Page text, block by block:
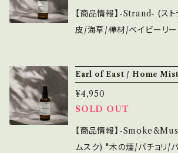
ーの木/オリーブ/ムスク"
林浴) "シダーウッド/オーク
ンダリン"
シンプルなデザインで複数
太陽、風、海… 自然をイメ
は、ご自分のお気に入りの
シュが可能がです。空間や
でき、様々なシーンで活用可
で香りを変えてみるのも良
ンで複数持ちもおすすめで
ではAir Freshenerや
【商品情報】-Strand- (スト
皮/海草/樺材/ベイビーリー
イアされました。 マンダリン
イビーリーフのブレンドは、
の上質さを感じさせてくれま
ナータイムにも最適です。
約700プッシュが可能がで
Earl of East / Home
¥4,950
SOLD OUT
【商品情報】-
ムスク) "木の煙/パチョリ/